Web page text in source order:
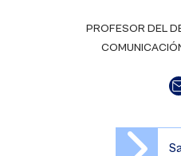
PROFESOR DEL